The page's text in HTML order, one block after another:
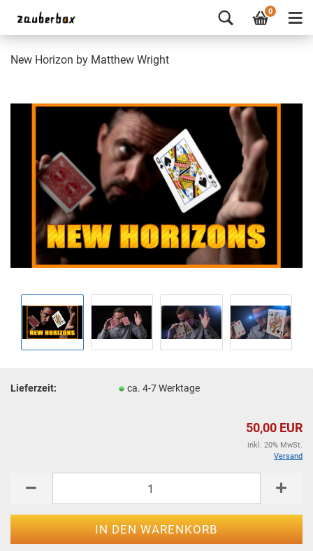
0
New Horizon by Matthew Wright
Lieferzeit: ca. 4-7 Werktage
50,00 EUR
inkl. 20% MwSt.
Versand